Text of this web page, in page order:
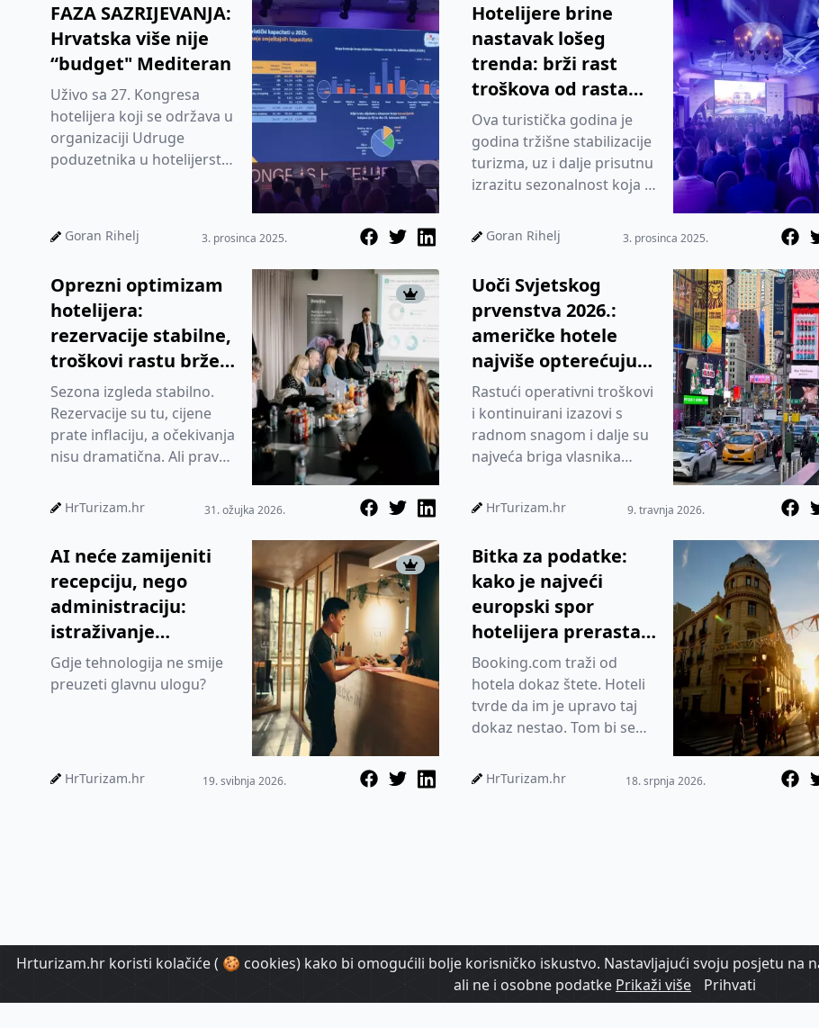
FAZA SAZRIJEVANJA:
Hrvatska više nije
“budget" Mediteran
Uživo sa 27.⁠ ⁠Kongresa
hotelijera koji se održava u
organizaciji Udruge
poduzetnika u hotelijerstvu
Goran Rihelj 3. prosinca 2025.
Hotelijere brine
nastavak lošeg
trenda: brži rast
troškova od rasta
prihoda
Ova turistička godina je
godina tržišne stabilizacije
turizma, uz i dalje prisutnu
izrazitu sezonalnost koja je
hotelskom smještaj...
Goran Rihelj 3. prosinca 2025.
Oprezni optimizam
hotelijera:
rezervacije stabilne,
troškovi rastu brže
od prihoda
Sezona izgleda stabilno.
Rezervacije su tu, cijene
prate inflaciju, a očekivanja
nisu dramatična. Ali prava
godinu zared...
HrTurizam.hr 31. ožujka 2026.
Uoči Svjetskog
prvenstva 2026.:
američke hotele
najviše opterećuju
troškovi i radna
snaga
Rastući operativni troškovi
i kontinuirani izazovi s
radnom snagom i dalje su
najveća briga vlasnika
zemlje, iako većina očeku...
HrTurizam.hr 9. travnja 2026.
AI neće zamijeniti
recepciju, nego
administraciju:
istraživanje
pokazuje gdje
hotelijeri povlače
Gdje tehnologija ne smije
preuzeti glavnu ulogu?
HrTurizam.hr 19. svibnja 2026.
Bitka za podatke:
kako je najveći
europski spor
hotelijera prerastao
pitanje parity
klauzula
Booking.com traži od
hotela dokaz štete. Hoteli
tvrde da im je upravo taj
dokaz nestao. Tom bi se
mogla opisati trenutačna
HrTurizam.hr 18. srpnja 2026.
Hrturizam.hr koristi kolačiće ( 🍪 cookies) kako bi omogućili bolje korisničko iskustvo. Nastavljajući svoju posjetu na
ali ne i osobne podatke Prikaži više Prihvati